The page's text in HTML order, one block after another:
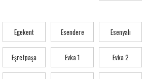
Egekent Esendere Esenyalı
Eşrefpaşa Evka 1 Evka 2